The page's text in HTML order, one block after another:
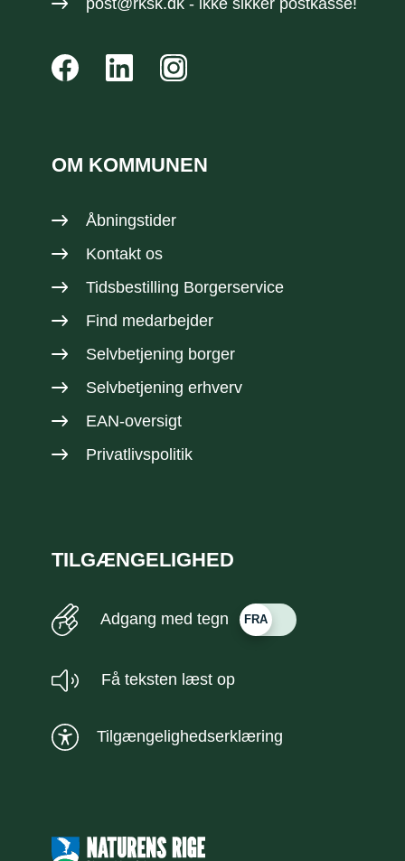
post@rksk.dk- ikke sikker postkasse!
OM KOMMUNEN
Åbningstider
Kontakt os
Tidsbestilling Borgerservice
Find medarbejder
Selvbetjening borger
Selvbetjening erhverv
EAN-oversigt
Privatlivspolitik
TILGÆNGELIGHED
Adgang med tegn
Få teksten læst op
Tilgængelighedserklæring